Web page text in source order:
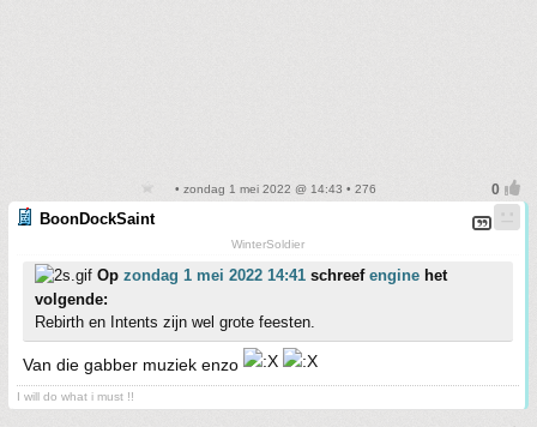
• zondag 1 mei 2022 @ 14:43 • 276
BoonDockSaint
WinterSoldier
Op zondag 1 mei 2022 14:41 schreef engine het
volgende:
Rebirth en Intents zijn wel grote feesten.
Van die gabber muziek enzo
I will do what i must !!